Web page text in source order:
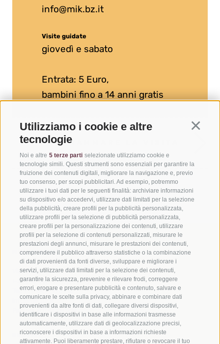
Utilizziamo i cookie e altre
tecnologie
Noi e altre 5 terze parti selezionate utilizziamo cookie e
tecnologie simili. Questi strumenti sono essenziali per garantire la
fruizione dei contenuti digitali, migliorare la navigazione e, previo
tuo consenso, per scopi pubblicitari. Ad esempio, potremmo
utilizzare i tuoi dati per le seguenti finalità: archiviare informazioni
su dispositivo e/o accedervi, utilizzare dati limitati per la selezione
della pubblicità, creare profili per la pubblicità personalizzata,
utilizzare profili per la selezione di pubblicità personalizzata,
creare profili per la personalizzazione dei contenuti, utilizzare
profili per la selezione di contenuti personalizzati, misurare le
prestazioni degli annunci, misurare le prestazioni dei contenuti,
comprendere il pubblico attraverso statistiche o la combinazione
di dati provenienti da fonti diverse, sviluppare e migliorare i
servizi, utilizzare dati limitati per la selezione dei contenuti,
garantire la sicurezza, prevenire e rilevare frodi, correggere
errori, erogare e presentare pubblicità e contenuto, salvare e
comunicare le scelte sulla privacy, abbinare e combinare dati
provenienti da altre fonti di dati, collegare diversi dispositivi,
identificare i dispositivi in base alle informazioni trasmesse
automaticamente, utilizzare dati di geolocalizzazione precisi,
riconoscere i dispositivi in base a informazioni richieste
attivamente. Puoi liberamente prestare, rifiutare o revocare il tuo
info@mik.bz.it
Visite guidate
giovedì e sabato
Entrata: 5 Euro,
bambini fino a 14 anni gratis
PROGRAMMARE LA VISITA
MIK - MUSEO DEL CAPITOLO
Via Atto, 2
I-39038 San Candido (BZ)
Tel.+39 0471 972912
info@mik.bz.it
Part.iva. 01733530214
SEGUICI